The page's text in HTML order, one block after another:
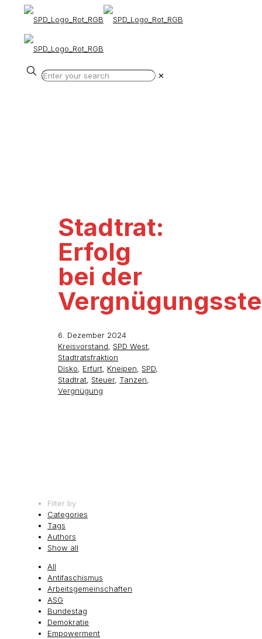
✕
Stadtrat:
Erfolg
bei der
6. Dezember 2024
Kreisvorstand, SPD West,
Stadtratsfraktion
Disko, Erfurt, Kneipen, SPD,
Stadtrat, Steuer, Tanzen,
Vergnügung
Filter by
Categories
Tags
Authors
Show all
All
Antifaschismus
Arbeitsgemeinschaften
ASG
Bundestag
Demokratie
Empowerment